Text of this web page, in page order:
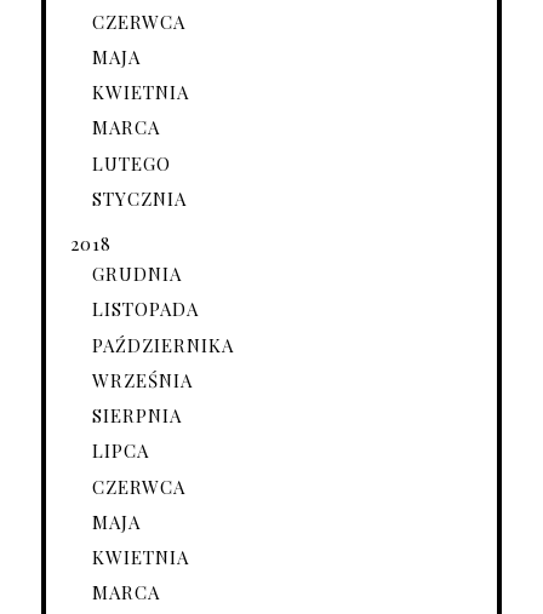
CZERWCA
MAJA
KWIETNIA
MARCA
LUTEGO
STYCZNIA
2018
GRUDNIA
LISTOPADA
PAŹDZIERNIKA
WRZEŚNIA
SIERPNIA
LIPCA
CZERWCA
MAJA
KWIETNIA
MARCA